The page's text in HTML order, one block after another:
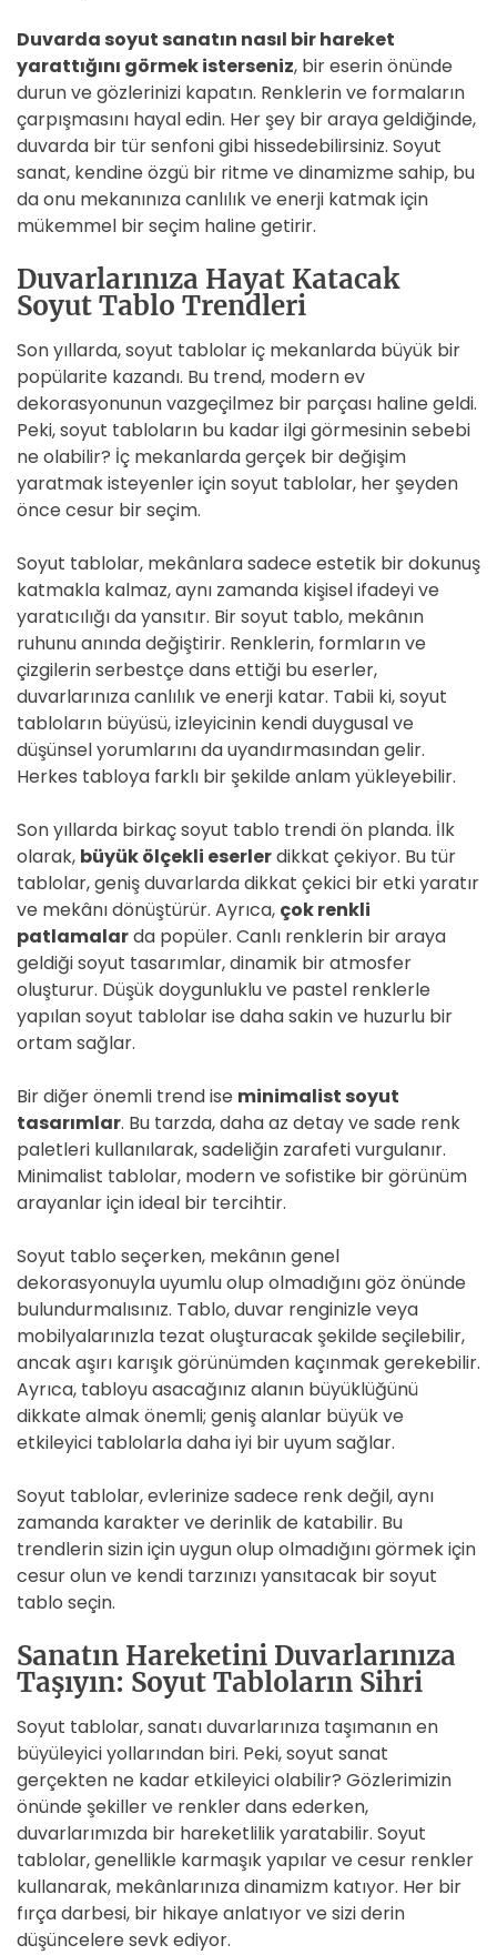
Duvarda soyut sanatın nasıl bir hareket
yarattığını görmek isterseniz, bir eserin önünde
durun ve gözlerinizi kapatın. Renklerin ve formaların
çarpışmasını hayal edin. Her şey bir araya geldiğinde,
duvarda bir tür senfoni gibi hissedebilirsiniz. Soyut
sanat, kendine özgü bir ritme ve dinamizme sahip, bu
da onu mekanınıza canlılık ve enerji katmak için
mükemmel bir seçim haline getirir.
Duvarlarınıza Hayat Katacak
Soyut Tablo Trendleri
Son yıllarda, soyut tablolar iç mekanlarda büyük bir
popülarite kazandı. Bu trend, modern ev
dekorasyonunun vazgeçilmez bir parçası haline geldi.
Peki, soyut tabloların bu kadar ilgi görmesinin sebebi
ne olabilir? İç mekanlarda gerçek bir değişim
yaratmak isteyenler için soyut tablolar, her şeyden
önce cesur bir seçim.
Soyut tablolar, mekânlara sadece estetik bir dokunuş
katmakla kalmaz, aynı zamanda kişisel ifadeyi ve
yaratıcılığı da yansıtır. Bir soyut tablo, mekânın
ruhunu anında değiştirir. Renklerin, formların ve
çizgilerin serbestçe dans ettiği bu eserler,
duvarlarınıza canlılık ve enerji katar. Tabii ki, soyut
tabloların büyüsü, izleyicinin kendi duygusal ve
düşünsel yorumlarını da uyandırmasından gelir.
Herkes tabloya farklı bir şekilde anlam yükleyebilir.
Son yıllarda birkaç soyut tablo trendi ön planda. İlk
olarak, büyük ölçekli eserlerdikkat çekiyor. Bu tür
tablolar, geniş duvarlarda dikkat çekici bir etki yaratır
ve mekânı dönüştürür. Ayrıca, çok renkli
patlamalarda popüler. Canlı renklerin bir araya
geldiği soyut tasarımlar, dinamik bir atmosfer
oluşturur. Düşük doygunluklu ve pastel renklerle
yapılan soyut tablolar ise daha sakin ve huzurlu bir
ortam sağlar.
Bir diğer önemli trend ise minimalist soyut
tasarımlar. Bu tarzda, daha az detay ve sade renk
paletleri kullanılarak, sadeliğin zarafeti vurgulanır.
Minimalist tablolar, modern ve sofistike bir görünüm
arayanlar için ideal bir tercihtir.
Soyut tablo seçerken, mekânın genel
dekorasyonuyla uyumlu olup olmadığını göz önünde
bulundurmalısınız. Tablo, duvar renginizle veya
mobilyalarınızla tezat oluşturacak şekilde seçilebilir,
ancak aşırı karışık görünümden kaçınmak gerekebilir.
Ayrıca, tabloyu asacağınız alanın büyüklüğünü
dikkate almak önemli; geniş alanlar büyük ve
etkileyici tablolarla daha iyi bir uyum sağlar.
Soyut tablolar, evlerinize sadece renk değil, aynı
zamanda karakter ve derinlik de katabilir. Bu
trendlerin sizin için uygun olup olmadığını görmek için
cesur olun ve kendi tarzınızı yansıtacak bir soyut
tablo seçin.
Sanatın Hareketini Duvarlarınıza
Taşıyın: Soyut Tabloların Sihri
Soyut tablolar, sanatı duvarlarınıza taşımanın en
büyüleyici yollarından biri. Peki, soyut sanat
gerçekten ne kadar etkileyici olabilir? Gözlerimizin
önünde şekiller ve renkler dans ederken,
duvarlarımızda bir hareketlilik yaratabilir. Soyut
tablolar, genellikle karmaşık yapılar ve cesur renkler
kullanarak, mekânlarınıza dinamizm katıyor. Her bir
fırça darbesi, bir hikaye anlatıyor ve sizi derin
düşüncelere sevk ediyor.